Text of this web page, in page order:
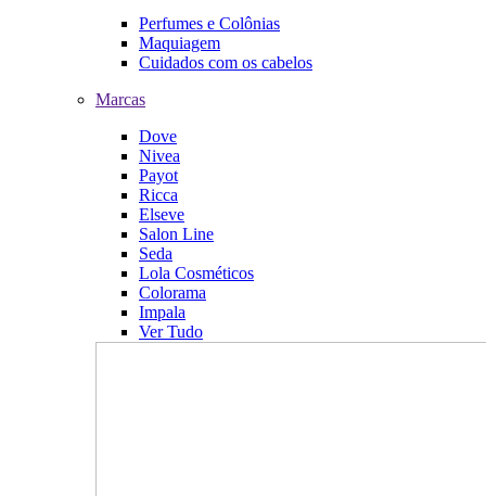
Perfumes e Colônias
Maquiagem
Cuidados com os cabelos
Marcas
Dove
Nivea
Payot
Ricca
Elseve
Salon Line
Seda
Lola Cosméticos
Colorama
Impala
Ver Tudo